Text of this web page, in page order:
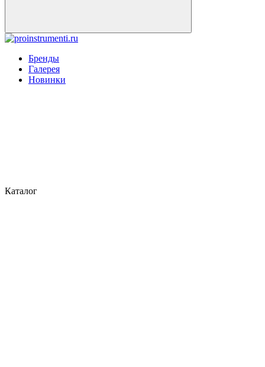
Бренды
Галерея
Новинки
Каталог